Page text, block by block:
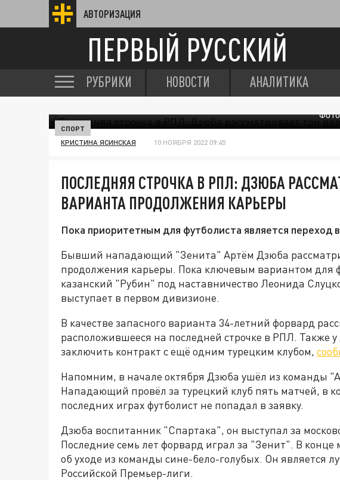
АВТОРИЗАЦИЯ
ПЕРВЫЙ РУССКИЙ
РУБРИКИ НОВОСТИ АНАЛИТИКА
ФОТО:
СПОРТ
КРИСТИНА ЯСИНСКАЯ 10 НОЯБРЯ 2022 09:45
ПОСЛЕДНЯЯ СТРОЧКА В РПЛ: ДЗЮБА
ВАРИАНТА ПРОДОЛЖЕНИЯ КАРЬЕРЫ
Пока приоритетным для футболиста является переход
Бывший нападающий "Зенита" Артём Дзюба
продолжения карьеры. Пока ключевым вариантом для
казанский "Рубин" под наставничество Леонида
выступает в первом дивизионе.
В качестве запасного варианта 34-летний форвард
расположившееся на последней строчке в РПЛ. Также
заключить контракт с ещё одним турецким клубом,
Напомним, в начале октября Дзюба ушёл из команды
Нападающий провёл за турецкий клуб пять матчей, в
последних играх футболист не попадал в заявку.
Дзюба воспитанник "Спартака", он выступал за
Последние семь лет форвард играл за "Зенит". В
об уходе из команды сине-бело-голубых. Он является
Российской Премьер-лиги.